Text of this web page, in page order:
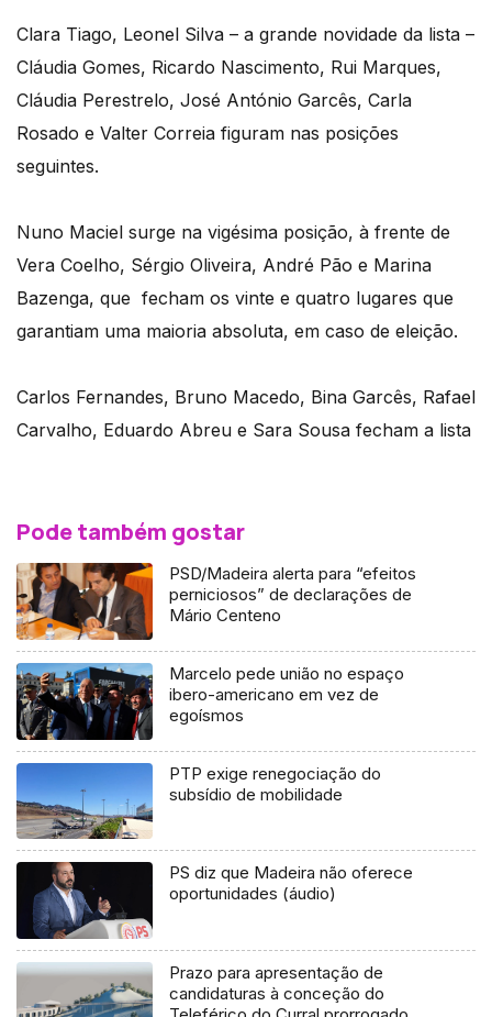
Clara Tiago, Leonel Silva – a grande novidade da lista –
Cláudia Gomes, Ricardo Nascimento, Rui Marques,
Cláudia Perestrelo, José António Garcês, Carla
Rosado e Valter Correia figuram nas posições
seguintes.
Nuno Maciel surge na vigésima posição, à frente de
Vera Coelho, Sérgio Oliveira, André Pão e Marina
Bazenga, que fecham os vinte e quatro lugares que
garantiam uma maioria absoluta, em caso de eleição.
Carlos Fernandes, Bruno Macedo, Bina Garcês, Rafael
Carvalho, Eduardo Abreu e Sara Sousa fecham a lista
Pode também gostar
PSD/Madeira alerta para “efeitos
perniciosos” de declarações de
Mário Centeno
Marcelo pede união no espaço
ibero-americano em vez de
egoísmos
PTP exige renegociação do
subsídio de mobilidade
PS diz que Madeira não oferece
oportunidades (áudio)
Prazo para apresentação de
candidaturas à conceção do